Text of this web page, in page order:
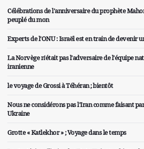
Célébrations de l'anniversaire du prophète
peuplé du mon
Experts de l'ONU : Israël est en train de devenir
La Norvège n'était pas l'adversaire de l'équipe
iranienne
le voyage de Grossi à Téhéran ; bientôt
Nous ne considérons pas l'Iran comme faisant
Ukraine
Grotte « Katlekhor » ; Voyage dans le temps